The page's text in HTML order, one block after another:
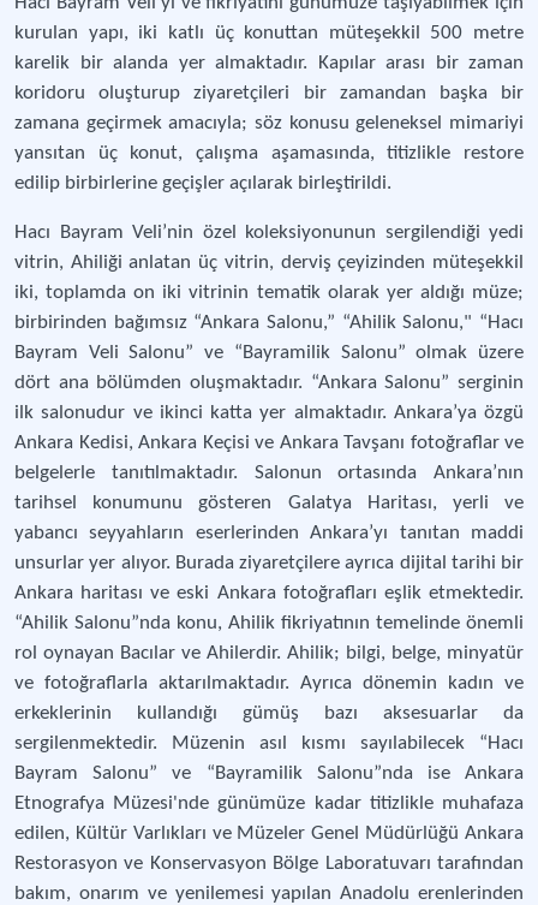
kurulan yapı, iki katlı üç konuttan müteşekkil 500 metre
karelik bir alanda yer almaktadır. Kapılar arası bir zaman
koridoru oluşturup ziyaretçileri bir zamandan başka bir
zamana geçirmek amacıyla; söz konusu geleneksel mimariyi
yansıtan üç konut, çalışma aşamasında, titizlikle restore
edilip birbirlerine geçişler açılarak birleştirildi.
Hacı Bayram Veli’nin özel koleksiyonunun sergilendiği yedi
vitrin, Ahiliği anlatan üç vitrin, derviş çeyizinden müteşekkil
iki, toplamda on iki vitrinin tematik olarak yer aldığı müze;
birbirinden bağımsız “Ankara Salonu,” “Ahilik Salonu," “Hacı
Bayram Veli Salonu” ve “Bayramilik Salonu” olmak üzere
dört ana bölümden oluşmaktadır. “Ankara Salonu” serginin
ilk salonudur ve ikinci katta yer almaktadır. Ankara’ya özgü
Ankara Kedisi, Ankara Keçisi ve Ankara Tavşanı fotoğraflar ve
belgelerle tanıtılmaktadır. Salonun ortasında Ankara’nın
tarihsel konumunu gösteren Galatya Haritası, yerli ve
yabancı seyyahların eserlerinden Ankara’yı tanıtan maddi
unsurlar yer alıyor. Burada ziyaretçilere ayrıca dijital tarihi bir
Ankara haritası ve eski Ankara fotoğrafları eşlik etmektedir.
“Ahilik Salonu”nda konu, Ahilik fikriyatının temelinde önemli
rol oynayan Bacılar ve Ahilerdir. Ahilik; bilgi, belge, minyatür
ve fotoğraflarla aktarılmaktadır. Ayrıca dönemin kadın ve
erkeklerinin kullandığı gümüş bazı aksesuarlar da
sergilenmektedir. Müzenin asıl kısmı sayılabilecek “Hacı
Bayram Salonu” ve “Bayramilik Salonu”nda ise Ankara
Etnografya Müzesi'nde günümüze kadar titizlikle muhafaza
edilen, Kültür Varlıkları ve Müzeler Genel Müdürlüğü Ankara
Restorasyon ve Konservasyon Bölge Laboratuvarı tarafından
bakım, onarım ve yenilemesi yapılan Anadolu erenlerinden